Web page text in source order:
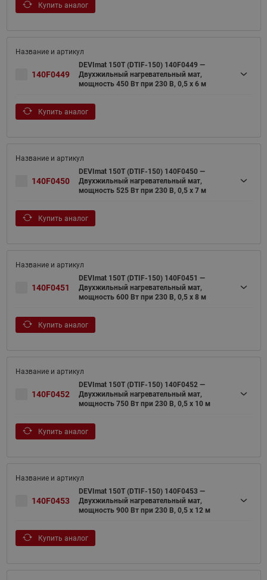
Купить аналог
140F0449
DEVImat 150T (DTIF-150) 140F0449 —
Двухжильный нагревательный мат,
мощность 450 Вт при 230 В, 0,5 х 6 м
Купить аналог
140F0450
DEVImat 150T (DTIF-150) 140F0450 —
Двухжильный нагревательный мат,
мощность 525 Вт при 230 В, 0,5 х 7 м
Купить аналог
140F0451
DEVImat 150T (DTIF-150) 140F0451 —
Двухжильный нагревательный мат,
мощность 600 Вт при 230 В, 0,5 х 8 м
Купить аналог
140F0452
DEVImat 150T (DTIF-150) 140F0452 —
Двухжильный нагревательный мат,
мощность 750 Вт при 230 В, 0,5 х 10 м
Купить аналог
140F0453
DEVImat 150T (DTIF-150) 140F0453 —
Двухжильный нагревательный мат,
мощность 900 Вт при 230 В, 0,5 х 12 м
Купить аналог